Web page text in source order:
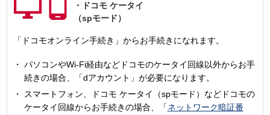
・
ドコモ ケータイ
（spモード）
「ドコモオンライン手続き」からお手続きになれます。
パソコンやWi-Fi経由などドコモのケータイ回線以外からお手
続きの場合、「dアカウント」が必要になります。
スマートフォン、ドコモ ケータイ（spモード）などドコモの
ケータイ回線からお手続きの場合、「ネットワーク暗証番